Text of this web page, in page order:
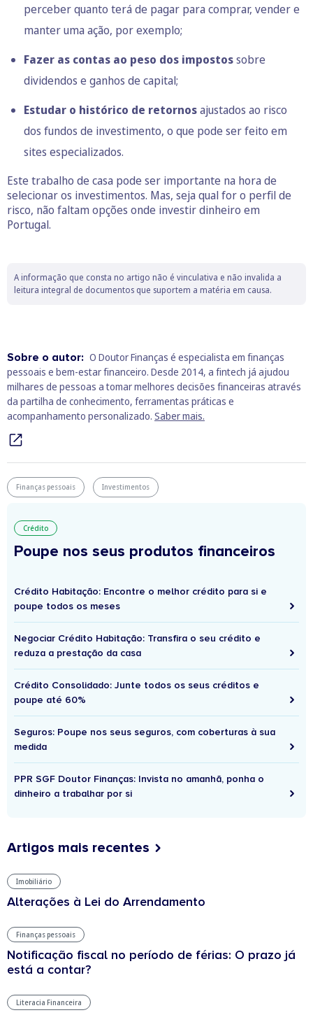
perceber quanto terá de pagar para comprar, vender e
manter uma ação, por exemplo;
Fazer as contas ao peso dos impostossobre
dividendos e ganhos de capital;
Estudar o histórico de retornosajustados ao risco
dos fundos de investimento, o que pode ser feito em
sites especializados.
Este trabalho de casa pode ser importante na hora de
selecionar os investimentos. Mas, seja qual for o perfil de
risco, não faltam opções onde investir dinheiro em
Portugal.
A informação que consta no artigo não é vinculativa e não invalida a
leitura integral de documentos que suportem a matéria em causa.
Sobre o autor: O Doutor Finanças é especialista em finanças
pessoais e bem‑estar financeiro. Desde 2014, a fintech já ajudou
milhares de pessoas a tomar melhores decisões financeiras através
da partilha de conhecimento, ferramentas práticas e
acompanhamento personalizado. Saber mais.
Finanças pessoais Investimentos
Crédito
Poupe nos seus produtos financeiros
Crédito Habitação: Encontre o melhor crédito para si e
poupe todos os meses
Negociar Crédito Habitação: Transfira o seu crédito e
reduza a prestação da casa
Crédito Consolidado: Junte todos os seus créditos e
poupe até 60%
Seguros: Poupe nos seus seguros, com coberturas à sua
medida
PPR SGF Doutor Finanças: Invista no amanhã, ponha o
dinheiro a trabalhar por si
Artigos mais recentes
Imobiliário
Alterações à Lei do Arrendamento
Finanças pessoais
Notificação fiscal no período de férias: O prazo já
está a contar?
Literacia Financeira